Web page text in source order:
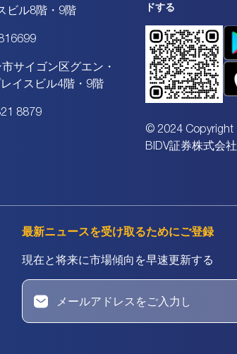
ビル8階・9階
サイゴン区グエン・
イスビル4階・9階
8879
ドする
© 2024 Copyright
BIDV証券株式会社
最新ニュースを受け取るためにご登録
現在と将来に市場傾向を早速更新する